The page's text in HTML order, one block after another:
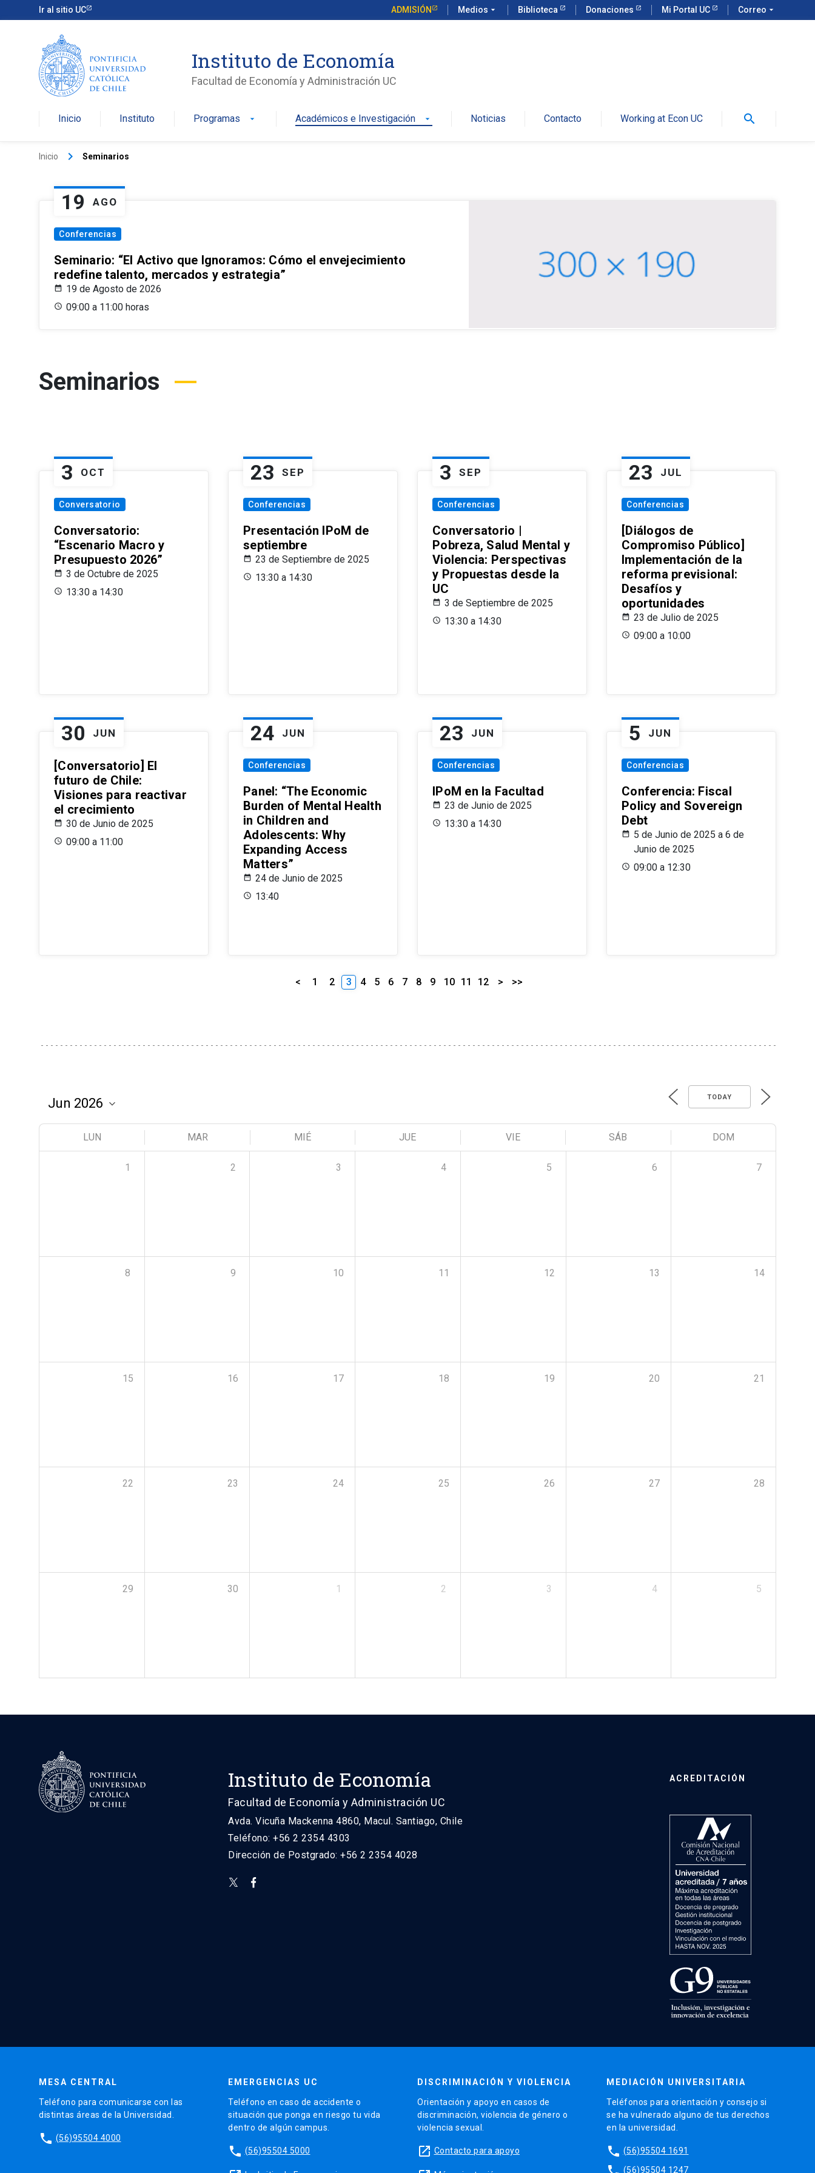
Ir al sitio UC ADMISIÓN Medios arrow_drop_down Biblioteca Donaciones Mi Portal UC Correo arrow_drop_down
Instituto de Economía
Facultad de Economía y Administración UC
Inicio Instituto Programas arrow_drop_down Académicos e Investigación arrow_drop_down Noticias Contacto Working at Econ UC search
Inicio keyboard_arrow_right Seminarios
19 AGO
Conferencias
Seminario: “El Activo que Ignoramos: Cómo el envejecimiento
redefine talento, mercados y estrategia”
19 de Agosto de 2026
09:00 a 11:00 horas
Seminarios
3 OCT
Conversatorio
Conversatorio:
“Escenario Macro y
Presupuesto 2026”
3 de Octubre de 2025
13:30 a 14:30
23 SEP
Conferencias
Presentación IPoM de
septiembre
23 de Septiembre de 2025
13:30 a 14:30
3 SEP
Conferencias
Conversatorio |
Pobreza, Salud Mental y
Violencia: Perspectivas
y Propuestas desde la
UC
3 de Septiembre de 2025
13:30 a 14:30
23 JUL
Conferencias
[Diálogos de
Compromiso Público]
Implementación de la
reforma previsional:
Desafíos y
oportunidades
23 de Julio de 2025
09:00 a 10:00
30 JUN
[Conversatorio] El
futuro de Chile:
Visiones para reactivar
el crecimiento
30 de Junio de 2025
09:00 a 11:00
24 JUN
Conferencias
Panel: “The Economic
Burden of Mental Health
in Children and
Adolescents: Why
Expanding Access
Matters”
24 de Junio de 2025
13:40
23 JUN
Conferencias
IPoM en la Facultad
23 de Junio de 2025
13:30 a 14:30
5 JUN
Conferencias
Conferencia: Fiscal
Policy and Sovereign
Debt
5 de Junio de 2025 a 6 de
Junio de 2025
09:00 a 12:30
< 1 2 3 4 5 6 7 8 9 10 11 12 > >>
TODAY
LUN MAR MIÉ JUE VIE SÁB DOM
1 2 3 4 5 6 7
8 9 10 11 12 13 14
15 16 17 18 19 20 21
22 23 24 25 26 27 28
29 30 1 2 3 4 5
Instituto de Economía
Facultad de Economía y Administración UC
Avda. Vicuña Mackenna 4860, Macul. Santiago, Chile
Teléfono: +56 2 2354 4303
Dirección de Postgrado: +56 2 2354 4028
ACREDITACIÓN
MESA CENTRAL
Teléfono para comunicarse con las
distintas áreas de la Universidad.
phone (56)95504 4000
EMERGENCIAS UC
Teléfono en caso de accidente o
situación que ponga en riesgo tu vida
dentro de algún campus.
phone (56)95504 5000
DISCRIMINACIÓN Y VIOLENCIA
Orientación y apoyo en casos de
discriminación, violencia de género o
violencia sexual.
launch Contacto para apoyo
MEDIACIÓN UNIVERSITARIA
Teléfonos para orientación y consejo si
se ha vulnerado alguno de tus derechos
en la universidad.
phone (56)95504 1691
(56)95504 1247